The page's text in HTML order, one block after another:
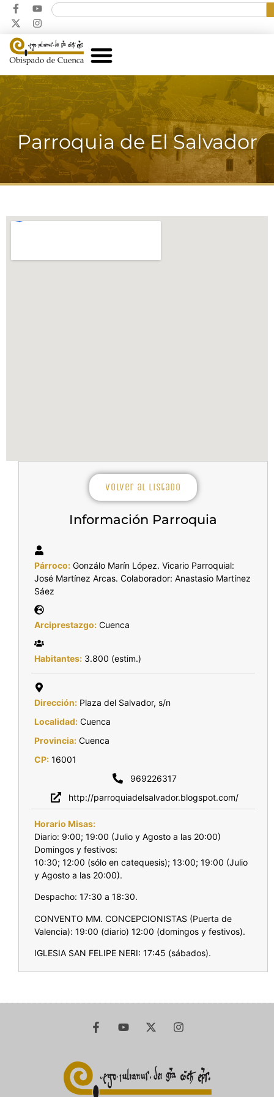
Parroquia de El Salvador
Volver al listado
Información Parroquia
Párroco: Gonzálo Marín López. Vicario Parroquial:
José Martínez Arcas. Colaborador: Anastasio Martínez
Sáez
Arciprestazgo: Cuenca
Habitantes: 3.800 (estim.)
Dirección: Plaza del Salvador, s/n
Localidad: Cuenca
Provincia: Cuenca
CP: 16001
969226317
http://parroquiadelsalvador.blogspot.com/
Horario Misas:
Diario: 9:00; 19:00 (Julio y Agosto a las 20:00)
Domingos y festivos:
10:30; 12:00 (sólo en catequesis); 13:00; 19:00 (Julio
y Agosto a las 20:00).
Despacho: 17:30 a 18:30.
CONVENTO MM. CONCEPCIONISTAS (Puerta de
Valencia): 19:00 (diario) 12:00 (domingos y festivos).
IGLESIA SAN FELIPE NERI: 17:45 (sábados).